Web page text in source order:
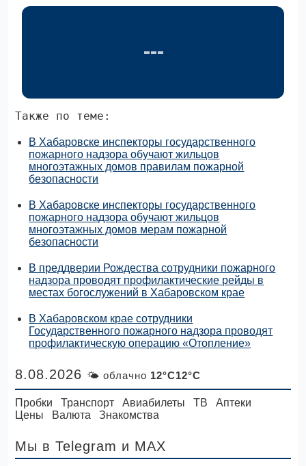
Также по теме:
В Хабаровске инспекторы государственного
пожарного надзора обучают жильцов
многоэтажных домов правилам пожарной
безопасности
В Хабаровске инспекторы государственного
пожарного надзора обучают жильцов
многоэтажных домов мерам пожарной
безопасности
В преддверии Рождества сотрудники пожарного
надзора проводят профилактические рейды в
местах богослужений в Хабаровском крае
В Хабаровском крае сотрудники
Государственного пожарного надзора проводят
профилактическую операцию «Отопление»
8.08.2026 🌤 облачно 12°C12°C
Пробки Транспорт Авиабилеты ТВ
Аптеки
Цены
Валюта Знакомства
Мы в Telegram и MAX